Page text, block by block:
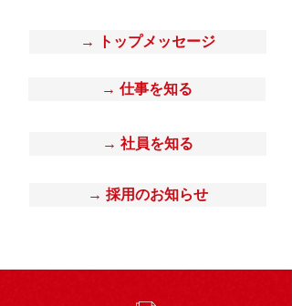
→ トップメッセージ
→ 仕事を知る
→ 社員を知る
→ 採用のお知らせ